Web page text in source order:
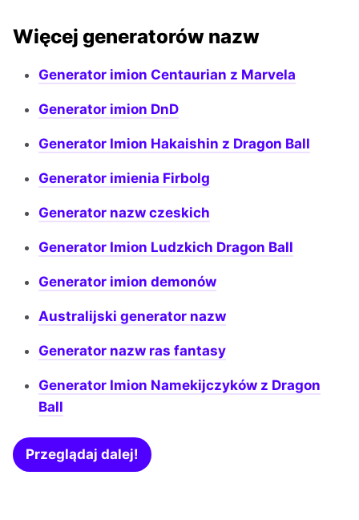
Więcej generatorów nazw
Generator imion Centaurian z Marvela
Generator imion DnD
Generator Imion Hakaishin z Dragon Ball
Generator imienia Firbolg
Generator nazw czeskich
Generator Imion Ludzkich Dragon Ball
Generator imion demonów
Australijski generator nazw
Generator nazw ras fantasy
Generator Imion Namekijczyków z Dragon
Ball
Przeglądaj dalej!